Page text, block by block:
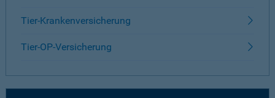
Tier-Krankenversicherung
Tier-OP-Versicherung